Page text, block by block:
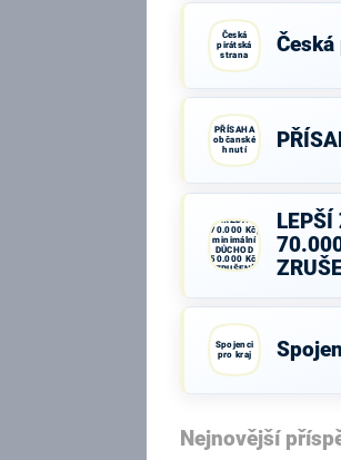
Česká
pirátská
strana
PŘÍSAHA
občanské
hnutí
MZDA
70.000 Kč,
minimální
DŮCHOD
50.000 Kč,
ZRUŠENÍ
Spojenci
pro kraj
Nejnovější